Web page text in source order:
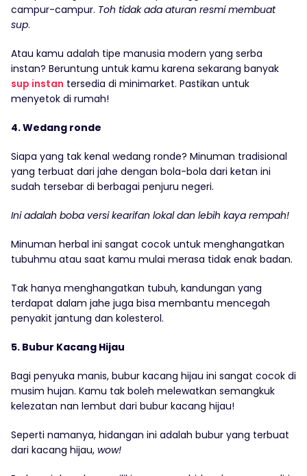
campur-campur. Toh tidak ada aturan resmi membuat
sup.
Atau kamu adalah tipe manusia modern yang serba
instan? Beruntung untuk kamu karena sekarang banyak
sup instan tersedia di minimarket. Pastikan untuk
menyetok di rumah!
4. Wedang ronde
Siapa yang tak kenal wedang ronde? Minuman tradisional
yang terbuat dari jahe dengan bola-bola dari ketan ini
sudah tersebar di berbagai penjuru negeri.
Ini adalah boba versi kearifan lokal dan lebih kaya rempah!
Minuman herbal ini sangat cocok untuk menghangatkan
tubuhmu atau saat kamu mulai merasa tidak enak badan.
Tak hanya menghangatkan tubuh, kandungan yang
terdapat dalam jahe juga bisa membantu mencegah
penyakit jantung dan kolesterol.
5. Bubur Kacang Hijau
Bagi penyuka manis, bubur kacang hijau ini sangat cocok di
musim hujan. Kamu tak boleh melewatkan semangkuk
kelezatan nan lembut dari bubur kacang hijau!
Seperti namanya, hidangan ini adalah bubur yang terbuat
dari kacang hijau, wow!